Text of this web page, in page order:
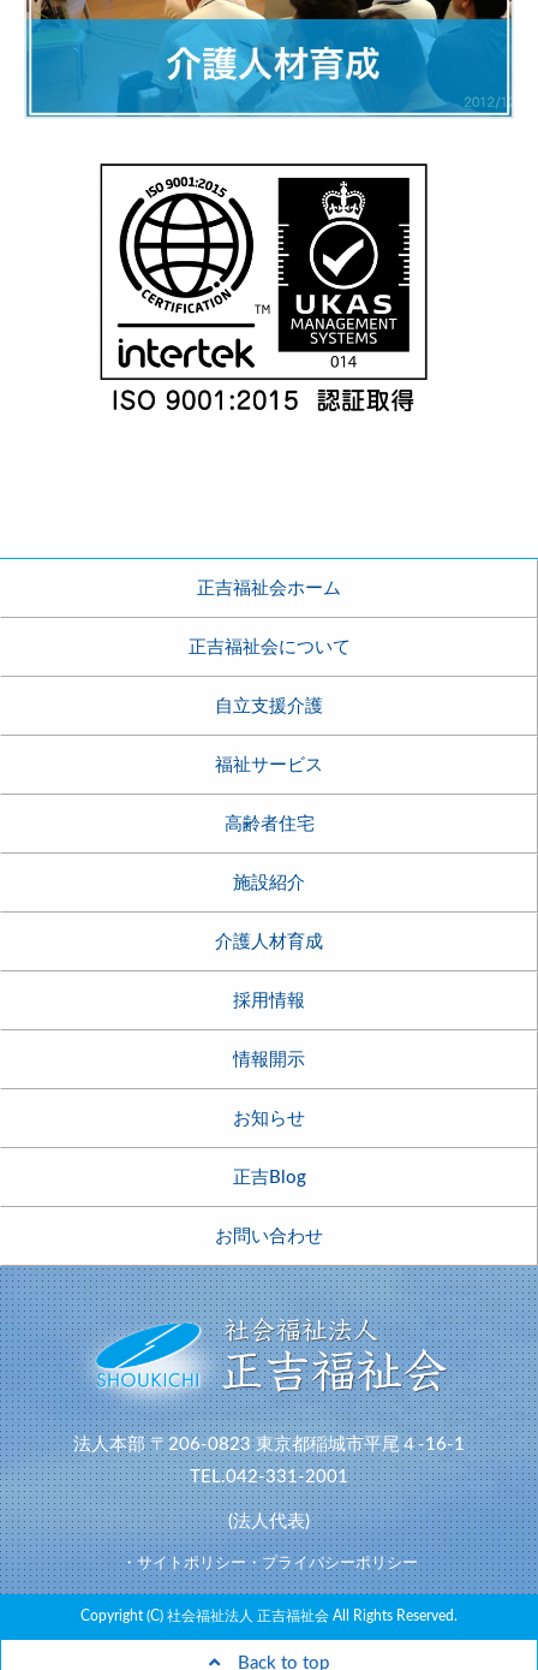
正吉福祉会ホーム
正吉福祉会について
自立支援介護
福祉サービス
高齢者住宅
施設紹介
介護人材育成
採用情報
情報開示
お知らせ
正吉Blog
お問い合わせ
法人本部 〒206-0823 東京都稲城市平尾４-16-1
TEL.042-331-2001
(法人代表)
・サイトポリシー・プライバシーポリシー
Copyright (C) 社会福祉法人 正吉福祉会 All Rights Reserved.
Back to top